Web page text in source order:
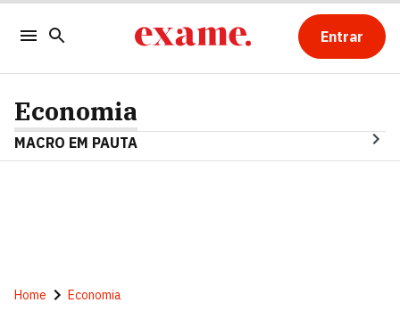
Entrar
Economia
MACRO EM PAUTA
Home Economia